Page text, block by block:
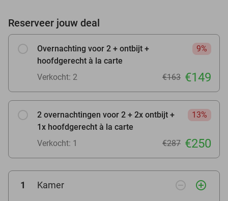
Reserveer jouw deal
Overnachting voor 2 + ontbijt +
hoofdgerecht à la carte
9%
Verkocht: 2 €163 €149
2 overnachtingen voor 2 + 2x ontbijt +
1x hoofdgerecht à la carte
13%
Verkocht: 1 €287 €250
1 Kamer remove_circle_outline add_circle_outline